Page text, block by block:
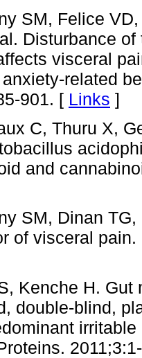
SM, Felice
Disturbance
visceral
related
901. [ Links ]
C, Thuru X,
and
SM, Dinan
of visceral
Kenche H.
double-blind,